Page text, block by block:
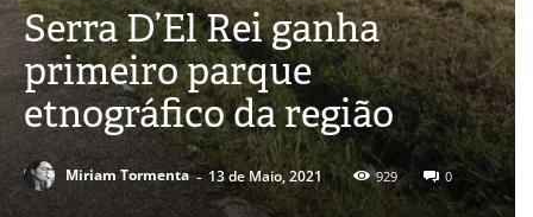
Serra D’El Rei ganha
primeiro parque
etnográfico da região
Miriam Tormenta - 13 de Maio, 2021 929 0